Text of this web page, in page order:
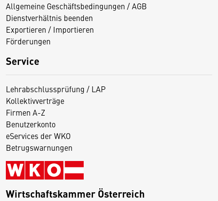
Allgemeine Geschäftsbedingungen / AGB
Dienstverhältnis beenden
Exportieren / Importieren
Förderungen
Service
Lehrabschlussprüfung / LAP
Kollektivverträge
Firmen A-Z
Benutzerkonto
eServices der WKO
Betrugswarnungen
Wirtschaftskammer Österreich